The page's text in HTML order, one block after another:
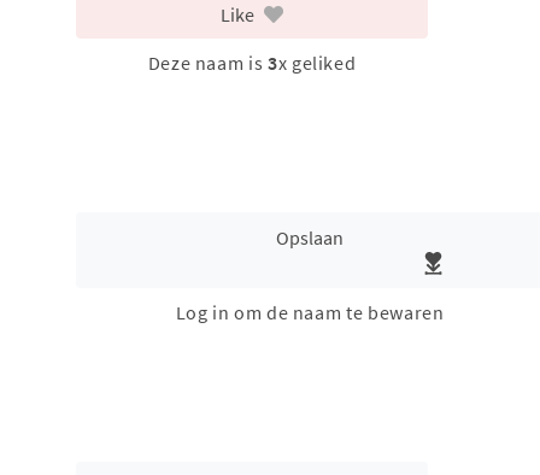
Like
Deze naam is 3x geliked
Opslaan
Log in om de naam te bewaren